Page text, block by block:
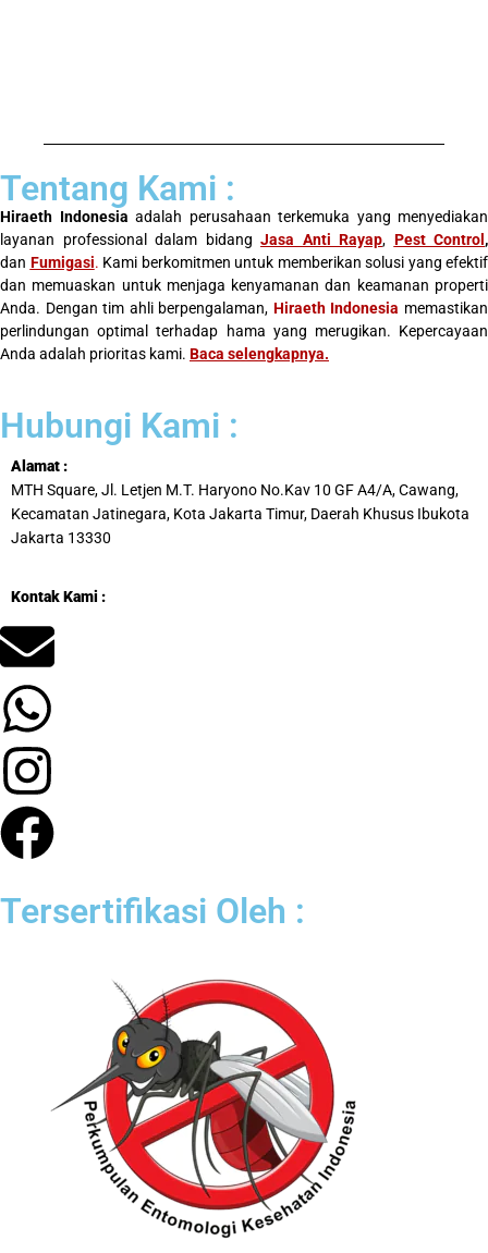
Tentang Kami :
Hiraeth Indonesia adalah perusahaan terkemuka yang menyediakan
layanan professional dalam bidang Jasa Anti Rayap, Pest Control ,
dan Fumigasi. Kami berkomitmen untuk memberikan solusi yang efektif
dan memuaskan untuk menjaga kenyamanan dan keamanan properti
Anda. Dengan tim ahli berpengalaman, Hiraeth Indonesia memastikan
perlindungan optimal terhadap hama yang merugikan. Kepercayaan
Anda adalah prioritas kami. Baca selengkapnya.
Hubungi Kami :
Alamat :
MTH Square, Jl. Letjen M.T. Haryono No.Kav 10 GF A4/A, Cawang,
Kecamatan Jatinegara, Kota Jakarta Timur, Daerah Khusus Ibukota
Jakarta 13330
Kontak Kami :
Tersertifikasi Oleh :